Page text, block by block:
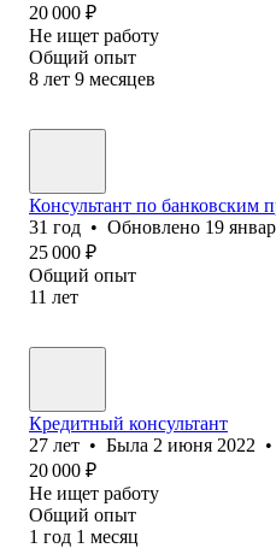
20 000 ₽
Не ищет работу
Общий опыт
8 лет 9 месяцев
Консультант по банковским
31 год • Обновлено 19
25 000 ₽
Общий опыт
11 лет
Кредитный консультант
27 лет • Была 2 июня 2022 •
20 000 ₽
Не ищет работу
Общий опыт
1 год 1 месяц